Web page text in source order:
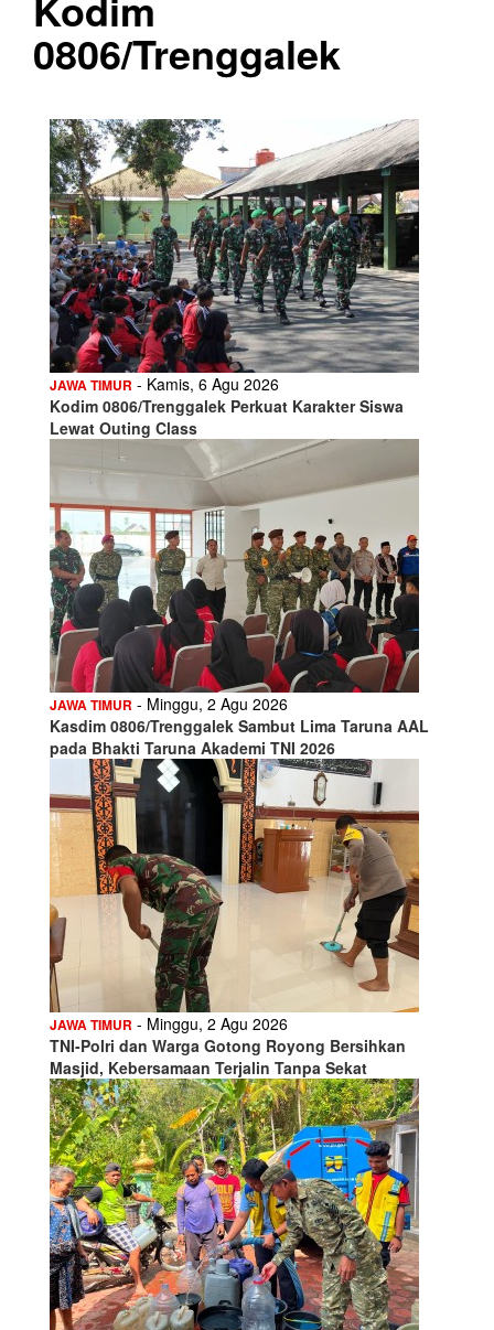
0806/Trenggalek
JAWA TIMUR - Kamis, 6 Agu 2026
Kodim 0806/Trenggalek Perkuat Karakter Siswa
Lewat Outing Class
JAWA TIMUR - Minggu, 2 Agu 2026
Kasdim 0806/Trenggalek Sambut Lima Taruna AAL
pada Bhakti Taruna Akademi TNI 2026
JAWA TIMUR - Minggu, 2 Agu 2026
TNI-Polri dan Warga Gotong Royong Bersihkan
Masjid, Kebersamaan Terjalin Tanpa Sekat